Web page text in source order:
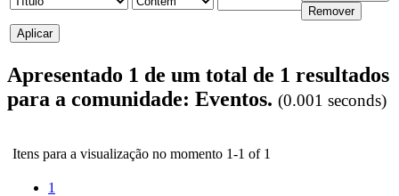
Apresentado 1 de um total de 1 resultados
para a comunidade: Eventos. (0.001 seconds)
Itens para a visualização no momento 1-1 of 1
1